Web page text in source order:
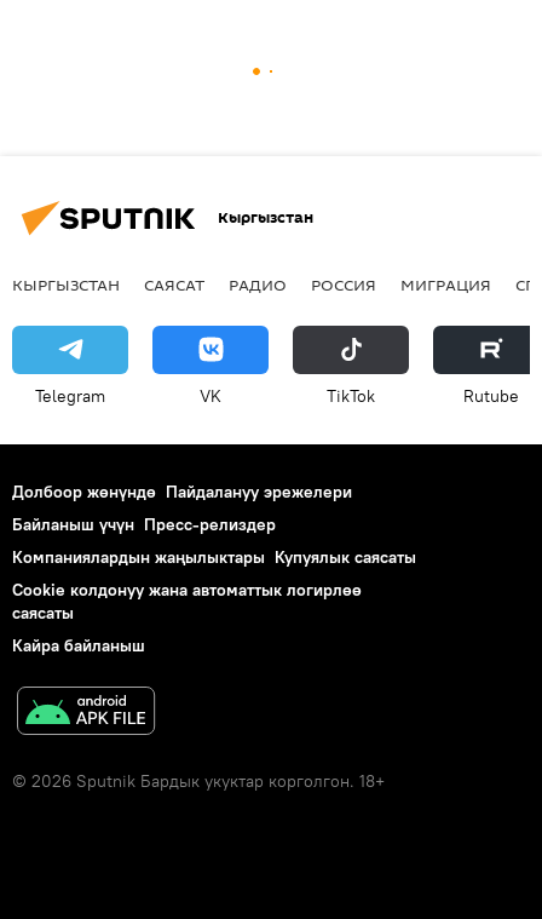
Кыргызстан
КЫРГЫЗСТАН САЯСАТ РАДИО РОССИЯ МИГРАЦИЯ
Telegram VK ТikТоk Rutube
Долбоор жөнүндө Пайдалануу эрежелери
Байланыш үчүн Пресс-релиздер
Компаниялардын жаңылыктары Купуялык саясаты
Cookie колдонуу жана автоматтык логирлөө
саясаты
Кайра байланыш
© 2026 Sputnik Бардык укуктар корголгон. 18+